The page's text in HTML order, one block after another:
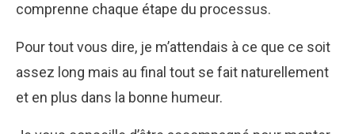
comprenne chaque étape du processus.
Pour tout vous dire, je m’attendais à ce que ce soit
assez long mais au final tout se fait naturellement
et en plus dans la bonne humeur.